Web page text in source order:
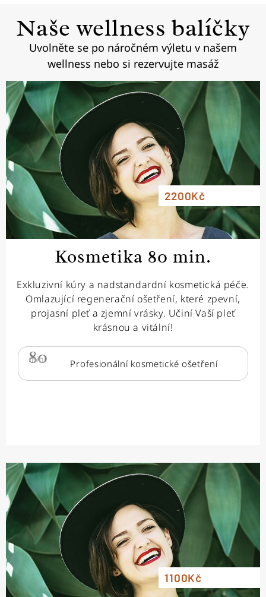
Naše wellness balíčky
Uvolněte se po náročném výletu v našem
wellness nebo si rezervujte masáž
2200Kč
Kosmetika 80 min.
Exkluzivní kúry a nadstandardní kosmetická péče.
Omlazující regenerační ošetření, které zpevní,
projasní pleť a zjemní vrásky. Učiní Vaší pleť
krásnou a vitální!
80
min. Profesionální kosmetické ošetření
1100Kč